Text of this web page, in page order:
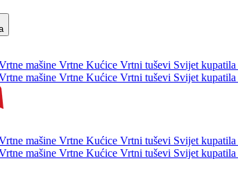
mašine Vrtne Kućice Vrtni tuševi Svijet kupatila
mašine Vrtne Kućice Vrtni tuševi Svijet kupatila
mašine Vrtne Kućice Vrtni tuševi Svijet kupatila
mašine Vrtne Kućice Vrtni tuševi Svijet kupatila